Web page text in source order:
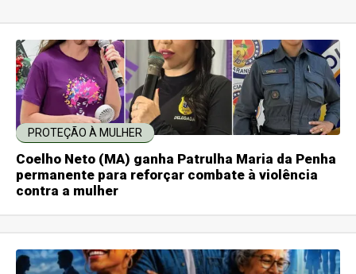
PROTEÇÃO À MULHER
Coelho Neto (MA) ganha Patrulha Maria da Penha
permanente para reforçar combate à violência
contra a mulher